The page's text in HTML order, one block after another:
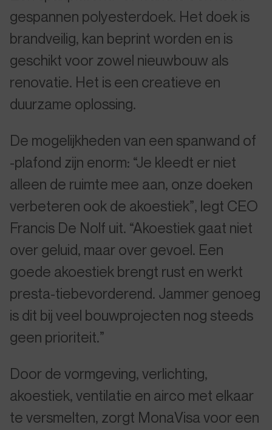
gespannen polyesterdoek. Het doek is
brandveilig, kan beprint worden en is
geschikt voor zowel nieuwbouw als
renovatie. Het is een creatieve en
duurzame oplossing.
De mogelijkheden van een spanwand of
-plafond zijn enorm: “Je kleedt er niet
alleen de ruimte mee aan, onze doeken
verbeteren ook de akoestiek”, legt CEO
Francis De Nolf uit. “Akoestiek gaat niet
over geluid, maar over gevoel. Een
goede akoestiek brengt rust en werkt
presta-tiebevorderend. Jammer genoeg
is dit bij veel bouwprojecten nog steeds
geen prioriteit.”
Door de vormgeving, verlichting,
akoestiek, ventilatie en airco met elkaar
te versmelten, zorgt MonaVisa voor een